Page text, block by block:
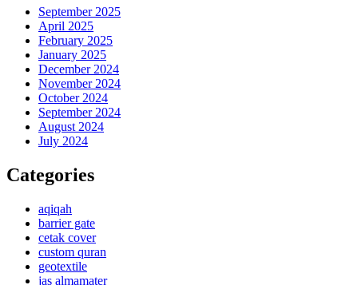
September 2025
April 2025
February 2025
January 2025
December 2024
November 2024
October 2024
September 2024
August 2024
July 2024
Categories
aqiqah
barrier gate
cetak cover
custom quran
geotextile
jas almamater